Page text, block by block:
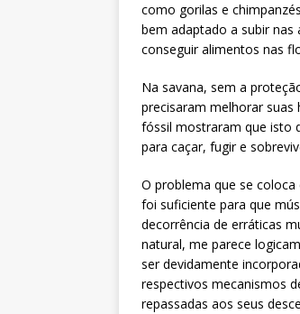
como gorilas e
bem adaptado a subir nas
conseguir alimentos nas
Na savana, sem a
precisaram melhorar suas
fóssil mostraram que isto
para caçar, fugir e
O problema que se
foi suficiente para que
decorrência de erráticas
natural, me parece
ser devidamente
respectivos mecanismos
repassadas aos seus